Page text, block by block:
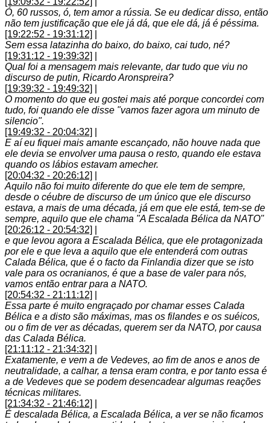
Ó, 60 russos, ó, tem amor a rússia. Se eu dedicar disso, então
não tem justificação que ele já dá, que ele dá, já é péssima.
[19:22:52 - 19:31:12]
Sem essa latazinha do baixo, do baixo, cai tudo, né?
[19:31:12 - 19:39:32]
Qual foi a mensagem mais relevante, dar tudo que viu no
discurso de putin, Ricardo Aronspreira?
[19:39:32 - 19:49:32]
O momento do que eu gostei mais até porque concordei com
tudo, foi quando ele disse "vamos fazer agora um minuto de
silencio".
[19:49:32 - 20:04:32]
E aí eu fiquei mais amante escançado, não houve nada que
ele devia se envolver uma pausa o resto, quando ele estava
quando os lábios estavam amecher.
[20:04:32 - 20:26:12]
Aquilo não foi muito diferente do que ele tem de sempre,
desde o céubre de discurso de um único que ele discurso
estava, a mais de uma década, já em que ele está, tem-se de
sempre, aquilo que ele chama "A Escalada Bélica da NATO"
[20:26:12 - 20:54:32]
e que levou agora a Escalada Bélica, que ele protagonizada
por ele e que leva a aquilo que ele entenderá com outras
Calada Bélica, que é o facto da Finlandia dizer que se isto
vale para os ocranianos, é que a base de valer para nós,
vamos então entrar para a NATO.
[20:54:32 - 21:11:12]
Essa parte é muito engraçado por chamar esses Calada
Bélica e a disto são máximas, mas os filandes e os suéicos,
ou o fim de ver as décadas, querem ser da NATO, por causa
das Calada Bélica.
[21:11:12 - 21:34:32]
Exatamente, e vem a de Vedeves, ao fim de anos e anos de
neutralidade, a calhar, a tensa eram contra, e por tanto essa é
a de Vedeves que se podem desencadear algumas reações
técnicas militares.
[21:34:32 - 21:46:12]
É descalada Bélica, a Escalada Bélica, a ver se não ficamos